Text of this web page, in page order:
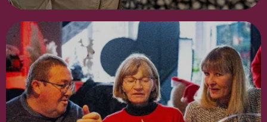
EN SAVOIR PLUS